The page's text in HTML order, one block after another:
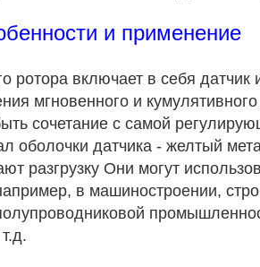
и применение
ротора включает в себя датчик
мгновенного и
сочетание с самой
оболочки датчика - желтый
разгрузку Они могут
в машиностроении,